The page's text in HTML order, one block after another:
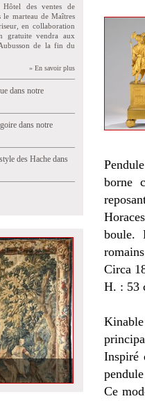
des ventes de
le marteau de Maîtres
en collaboration
gratuite vendra aux
de la fin du
» En savoir plus
dans notre
dans notre
des Hache dans
borne
boule.
Circa
H. : 53
Inspiré
Ce